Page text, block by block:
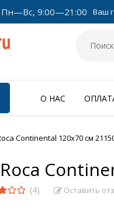
Пн—Вс, 9:00—21:00 Ваш
О НАС
Continental 120x70 см
(4) Оставить